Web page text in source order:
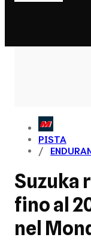
PISTA
Suzuka
fino al
nel